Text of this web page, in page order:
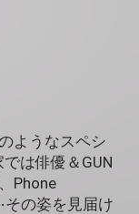
ようなスペシ
は俳優＆GUN
Phone
の姿を見届け